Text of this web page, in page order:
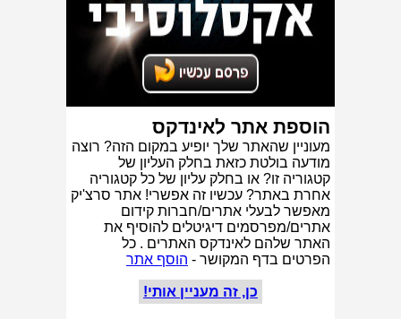
הוספת אתר לאינדקס
מעוניין שהאתר שלך יופיע במקום הזה? רוצה
מודעה בולטת כזאת בחלק העליון של
קטגוריה זו? או בחלק עליון של כל קטגוריה
אחרת באתר? עכשיו זה אפשרי! אתר סרצ'יק
מאפשר לבעלי אתרים/חברות קידום
אתרים/מפרסמים דיגיטלים להוסיף את
האתר שלהם לאינדקס האתרים . כל
הפרטים בדף המקושר - הוסף אתר
כן, זה מעניין אותי!